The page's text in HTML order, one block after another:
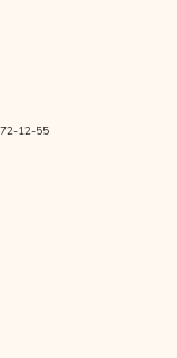
12-55